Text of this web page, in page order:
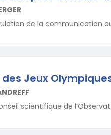
de la communication
des Jeux
scientifique de